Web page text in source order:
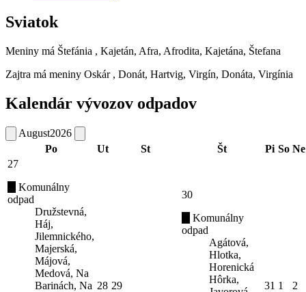
Sviatok
Meniny má Štefánia , Kajetán, Afra, Afrodita, Kajetána, Štefana
Zajtra má meniny Oskár , Donát, Hartvig, Virgín, Donáta, Virgínia
Kalendár vývozov odpadov
August2026
Po
Ut St Št Pi So Ne
27
Komunálny
odpad
Družstevná,
Háj,
Jilemnického,
Majerská,
Májová,
Medová, Na
Barinách, Na 28 29
30
Komunálny
odpad
Agátová,
Hlotka,
Horenická
Hôrka,
31 1 2